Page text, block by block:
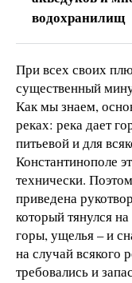
водохранилищ
При всех своих
существенный
Как мы знаем,
реках: река дает
питьевой и для
Константинополе
технически.
приведена
который тянулся
горы, ущелья – и
на случай всякого
требовались и